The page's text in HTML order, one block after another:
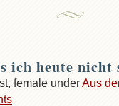
ich heute nicht
female underAus